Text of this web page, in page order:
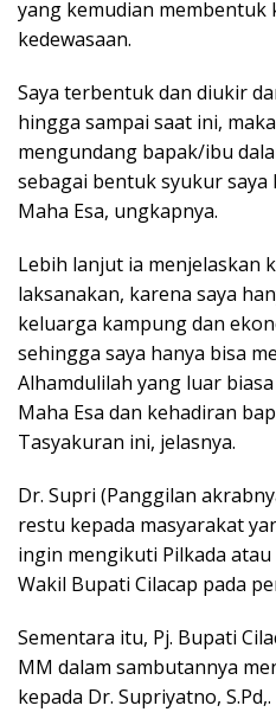
yang kemudian
kedewasaan.
Saya terbentuk dan diukir
hingga sampai saat ini,
mengundang bapak/ibu
sebagai bentuk syukur saya
Maha Esa, ungkapnya.
Lebih lanjut ia menjelaskan
laksanakan, karena saya
keluarga kampung dan
sehingga saya hanya bisa
Alhamdulilah yang luar
Maha Esa dan kehadiran
Tasyakuran ini, jelasnya.
Dr. Supri (Panggilan
restu kepada masyarakat
ingin mengikuti Pilkada
Wakil Bupati Cilacap pada
Sementara itu, Pj. Bupati
MM dalam sambutannya
kepada Dr. Supriyatno,